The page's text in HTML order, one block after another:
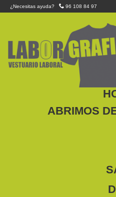
¿Necesitas ayuda? 96 108 84 97
ABRIMOS